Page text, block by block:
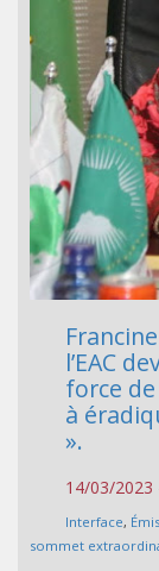
l’EAC
force de
à
».
14/03/2023
Interface,
sommet